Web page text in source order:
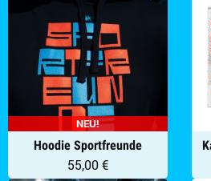
NEU!
Hoodie Sportfreunde
55,00 €
CD "Happy